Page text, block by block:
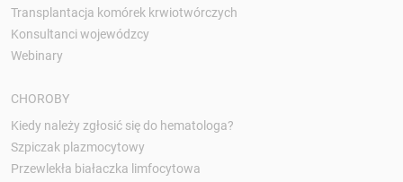
Transplantacja komórek krwiotwórczych
Konsultanci wojewódzcy
Webinary
CHOROBY
Kiedy należy zgłosić się do hematologa?
Szpiczak plazmocytowy
Przewlekła białaczka limfocytowa